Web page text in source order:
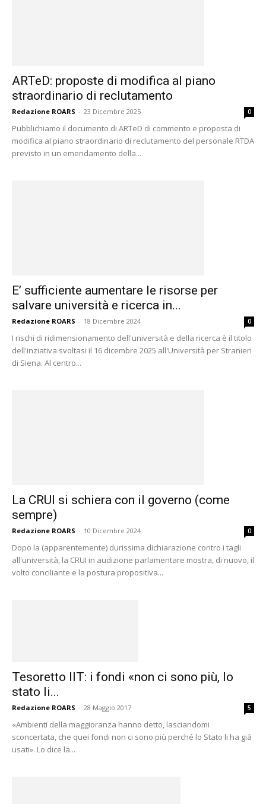
ARTeD: proposte di modifica al piano
straordinario di reclutamento
Redazione ROARS - 23 Dicembre 2025 0
Pubblichiamo il documento di ARTeD di commento e proposta di
modifica al piano straordinario di reclutamento del personale RTDA
previsto in un emendamento della...
E’ sufficiente aumentare le risorse per
salvare università e ricerca in...
Redazione ROARS - 18 Dicembre 2024 0
I rischi di ridimensionamento dell'università e della ricerca è il titolo
dell'inziativa svoltasi il 16 dicembre 2025 all'Università per Stranieri
di Siena. Al centro...
La CRUI si schiera con il governo (come
sempre)
Redazione ROARS - 10 Dicembre 2024 0
Dopo la (apparentemente) durissima dichiarazione contro i tagli
all'università, la CRUI in audizione parlamentare mostra, di nuovo, il
volto conciliante e la postura propositiva...
Tesoretto IIT: i fondi «non ci sono più, lo
stato li...
Redazione ROARS - 28 Maggio 2017 5
«Ambienti della maggioranza hanno detto, lasciandomi
sconcertata, che quei fondi non ci sono più perché lo Stato li ha già
usati». Lo dice la...